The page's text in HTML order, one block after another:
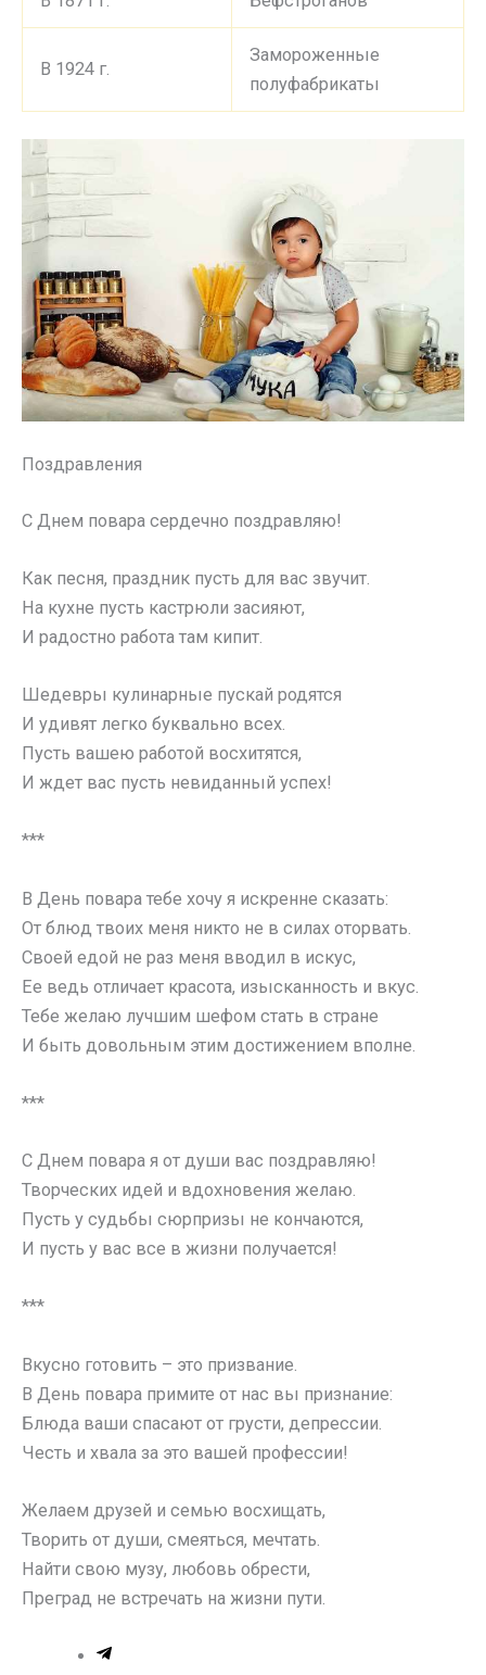
В 1924 г.
Замороженные
полуфабрикаты
Поздравления
С Днем повара сердечно поздравляю!
Как песня, праздник пусть для вас звучит.
На кухне пусть кастрюли засияют,
И радостно работа там кипит.
Шедевры кулинарные пускай родятся
И удивят легко буквально всех.
Пусть вашею работой восхитятся,
И ждет вас пусть невиданный успех!
***
В День повара тебе хочу я искренне сказать:
От блюд твоих меня никто не в силах оторвать.
Своей едой не раз меня вводил в искус,
Ее ведь отличает красота, изысканность и вкус.
Тебе желаю лучшим шефом стать в стране
И быть довольным этим достижением вполне.
***
С Днем повара я от души вас поздравляю!
Творческих идей и вдохновения желаю.
Пусть у судьбы сюрпризы не кончаются,
И пусть у вас все в жизни получается!
***
Вкусно готовить – это призвание.
В День повара примите от нас вы признание:
Блюда ваши спасают от грусти, депрессии.
Честь и хвала за это вашей профессии!
Желаем друзей и семью восхищать,
Творить от души, смеяться, мечтать.
Найти свою музу, любовь обрести,
Преград не встречать на жизни пути.